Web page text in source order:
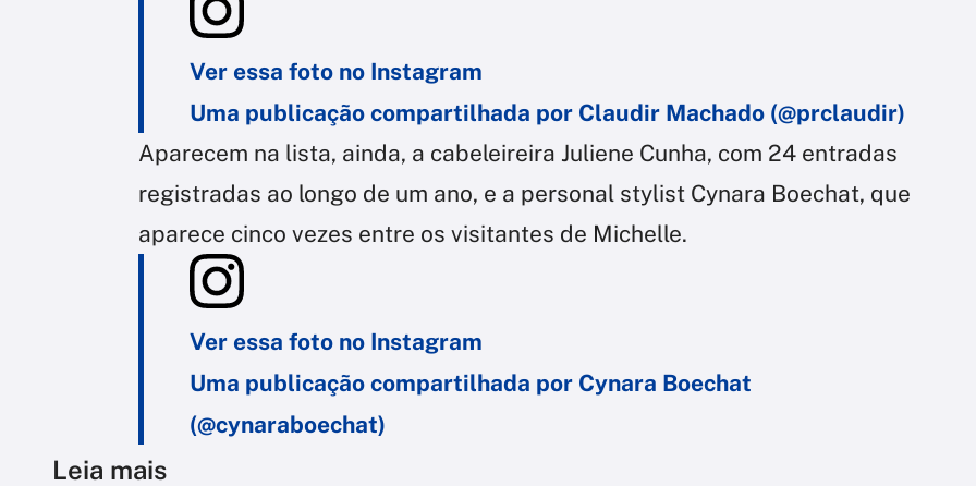
Ver essa foto no Instagram
Uma publicação compartilhada por Claudir Machado (@prclaudir)
Aparecem na lista, ainda, a cabeleireira Juliene Cunha, com 24 entradas
registradas ao longo de um ano, e a personal stylist Cynara Boechat, que
aparece cinco vezes entre os visitantes de Michelle.
Ver essa foto no Instagram
Uma publicação compartilhada por Cynara Boechat
(@cynaraboechat)
Leia mais